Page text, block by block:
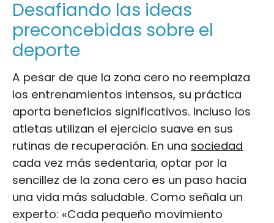
Desafiando las ideas
preconcebidas sobre el
deporte
A pesar de que la zona cero no reemplaza
los entrenamientos intensos, su práctica
aporta beneficios significativos. Incluso los
atletas utilizan el ejercicio suave en sus
rutinas de recuperación. En una sociedad
cada vez más sedentaria, optar por la
sencillez de la zona cero es un paso hacia
una vida más saludable. Como señala un
experto: «Cada pequeño movimiento